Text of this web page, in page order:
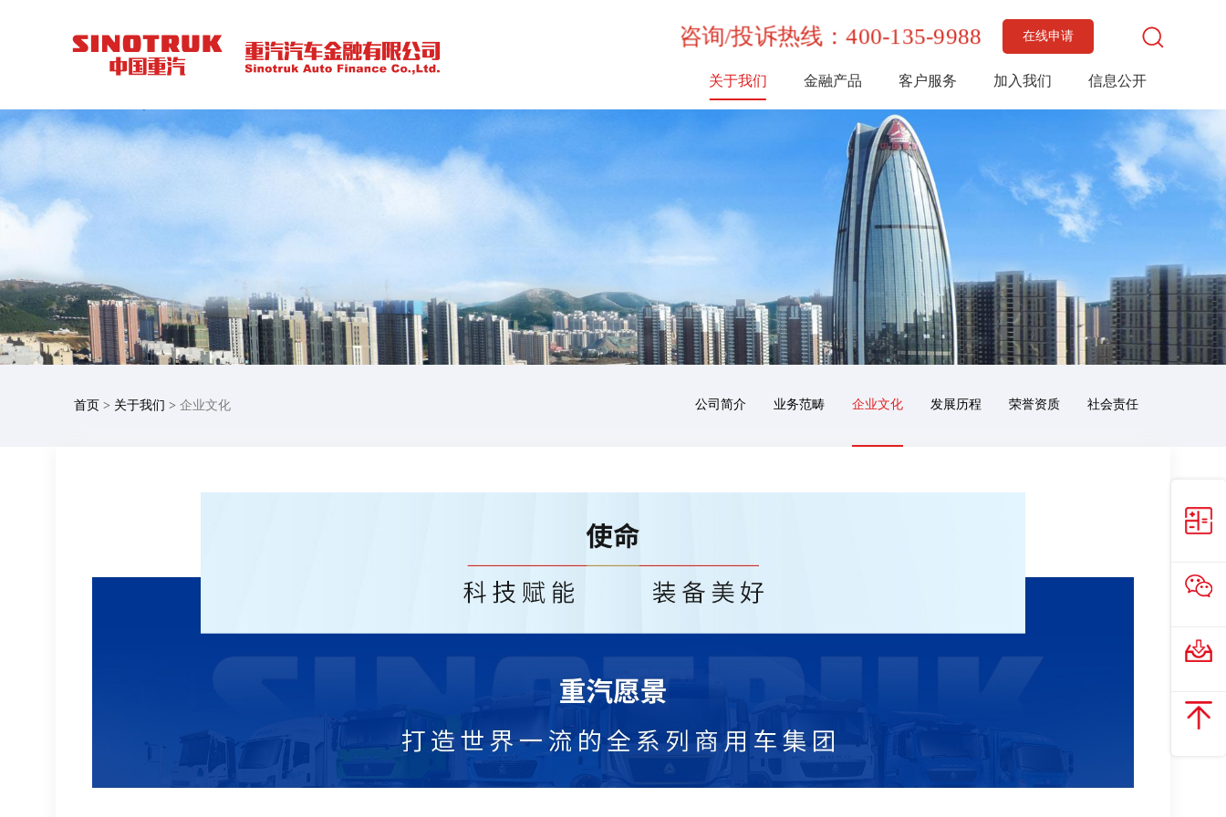
咨询/投诉热线：400-135-9988 在线申请
关于我们 金融产品 客户服务 加入我们 信息公开
首页 > 关于我们 > 企业文化 公司简介 业务范畴 企业文化 发展历程 荣誉资质 社会责任